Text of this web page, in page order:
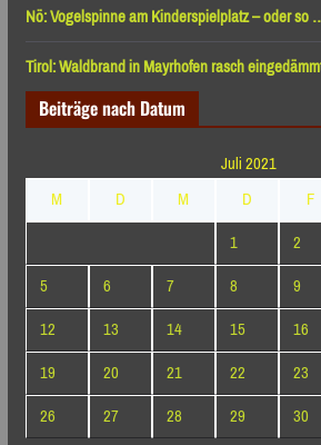
Nö: Vogelspinne am Kinderspielplatz – oder so
Tirol: Waldbrand in Mayrhofen rasch
Beiträge nach Datum
Juli 2021
M
D M D F
1
2
5
6 7 8 9
12
13 14 15 16
19
20 21 22 23
26
27 28 29 30